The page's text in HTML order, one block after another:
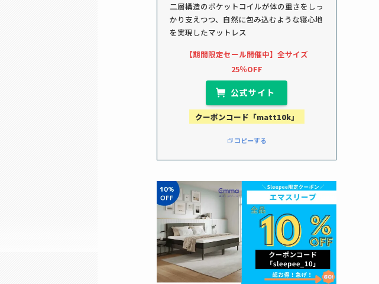
二層構造のポケットコイルが体の重さをしっ
かり支えつつ、自然に包み込むような寝心地
を実現したマットレス
【期間限定セール開催中】全サイズ
25％OFF
公式サイト
クーポンコード「matt10k」
コピーする